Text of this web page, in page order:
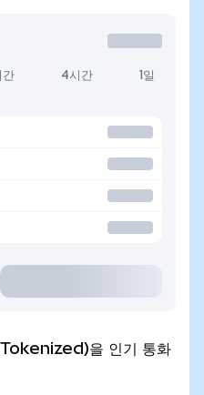
간 4시간 1일
을 인기 통화